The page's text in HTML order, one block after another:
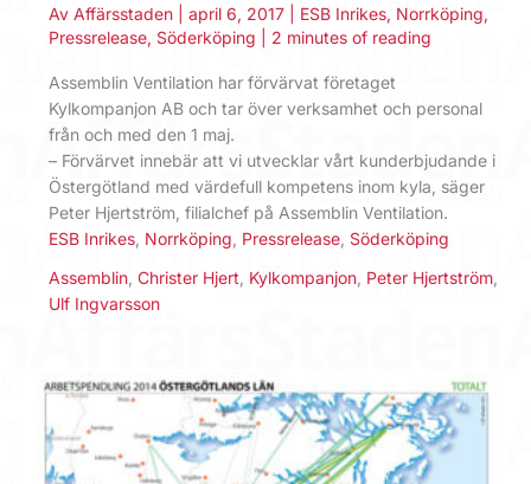
Av Affärsstaden april 6, 2017 ESB Inrikes, Norrköping,
Pressrelease, Söderköping 2 minutes of reading
Assemblin Ventilation har förvärvat företaget
Kylkompanjon AB och tar över verksamhet och personal
från och med den 1 maj.
– Förvärvet innebär att vi utvecklar vårt kunderbjudande i
Östergötland med värdefull kompetens inom kyla, säger
Peter Hjertström, filialchef på Assemblin Ventilation.
ESB Inrikes Norrköping Pressrelease Söderköping
Assemblin Christer Hjert Kylkompanjon Peter Hjertström
Ulf Ingvarsson